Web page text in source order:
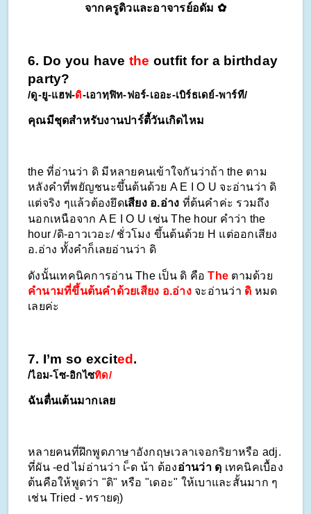
จากครูดิวและอาจารย์อดัม ✿
6. Do you have the outfit for a birthday
party?
/ดู-ยู-แฮฟ-ดิ-เอาทฺฟิท-ฟอร์-เออะ-เบิร์ธเดย์-พาร์ที/
คุณมีชุดสำหรับงานปาร์ตี้วันเกิดไหม
the ที่อ่านว่า ดิ มีหลายคนเข้าใจกันว่าถ้า the ตาม
หลังคำที่พยัญชนะขึ้นต้นด้วย A E I O U จะอ่านว่า ดิ
แต่จริง ๆแล้วต้องยึดเสียง อ.อ่าง ที่ต้นคำค่ะ รวมถึง
นอกเหนือจาก A E I O U เช่น The hour คำว่า the
hour /ดิ-อาวเวอะ/ ชั่วโมง ขึ้นต้นด้วย H แต่ออกเสียง
อ.อ่าง ทั้งคำก็เลยอ่านว่า ดิ
ดังนั้นเทคนิคการอ่าน The เป็น ดิ คือ The ตามด้วย
คำนามที่ขึ้นต้นคำด้วยเสียง อ.อ่าง จะอ่านว่า ดิ หมด
เลยค่ะ
7. I’m so excited .
/ไอม-โซ-อิกไซทิด/
ฉันตื่นเต้นมากเลย
หลายคนที่ฝึกพูดภาษาอังกฤษเวลาเจอกริยาหรือ adj.
ที่ผัน -ed ไม่อ่านว่า เ-็ด น้า ต้องอ่านว่า ดฺ เทคนิคเบื้อง
ต้นคือให้พูดว่า "ดิ" หรือ "เดอะ" ให้เบาและสั้นมาก ๆ
เช่น Tried - ทรายดฺ)